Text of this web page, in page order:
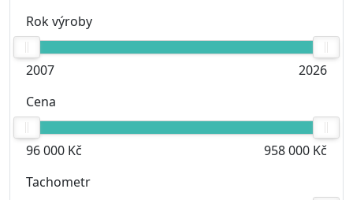
Rok výroby
2007
2026
Cena
96 000 Kč
958 000 Kč
Tachometr